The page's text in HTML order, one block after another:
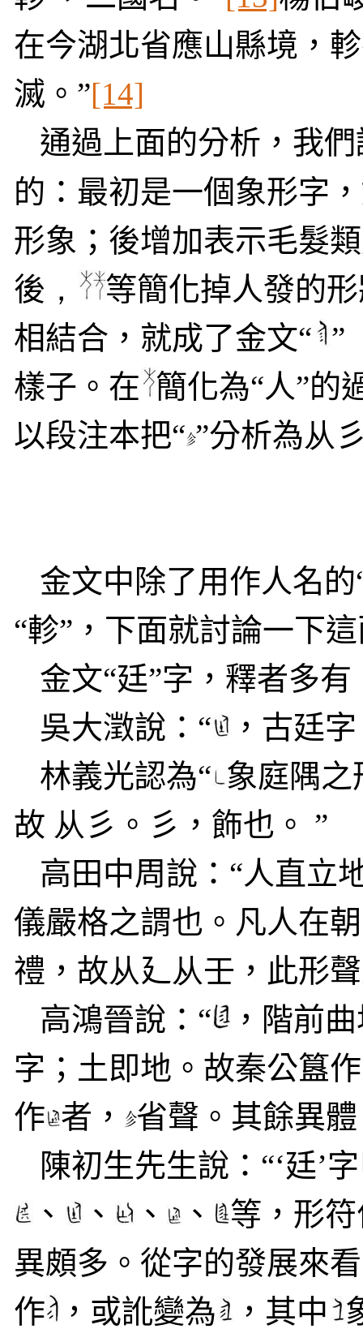
在今湖北省應山縣境，
滅。”[14]
通過上面的分析，我們
的：最初是一個象形字
形象；後增加表示毛髮
後 ，
等簡化掉人發的
相結合，就成了金文“
”
樣子。在 簡化為“人”的
以段注本把“ ”分析為从
金文中除了用作人名的
“軫”，下面就討論一下
金文“廷”字，釋者多有
吳大澂說：“
，古廷
林義光認為“ 象庭隅之
故 从 彡。彡，飾也。 ”
高田中周說：“人直立
儀嚴格之謂也。凡人在
禮，故从廴 从壬，此形
高鴻晉說：“
，階前
字；土即地。故秦公簋
作 者，
省聲。其餘異
陳初生先生說：“‘廷’
、
、 、 、
等，形
異頗多。從字的發展來
作
，或訛變為 ，其中